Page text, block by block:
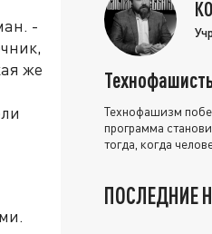
-
же
Технофашизм
программа
тогда, когда
ПОСЛЕДНИЕ